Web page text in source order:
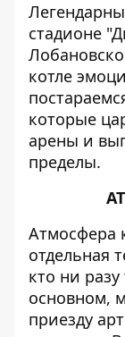
стадионе
котле
которые
арены и
пределы.
Атмосфера
отдельная
кто ни
основном,
приезду